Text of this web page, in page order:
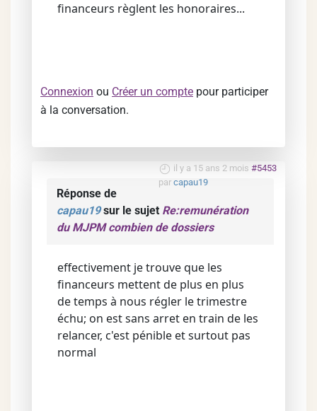
financeurs règlent les honoraires...
Connexion ou Créer un compte pour participer
à la conversation.
il y a 15 ans 2 mois #5453
par capau19
Réponse de
capau19sur le sujet Re:remunération
du MJPM combien de dossiers
effectivement je trouve que les
financeurs mettent de plus en plus
de temps à nous régler le trimestre
échu; on est sans arret en train de les
relancer, c'est pénible et surtout pas
normal